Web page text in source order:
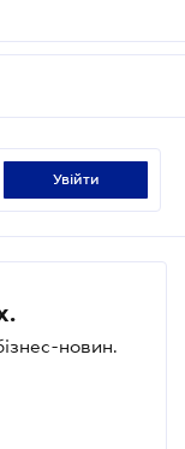
увійти
новин.